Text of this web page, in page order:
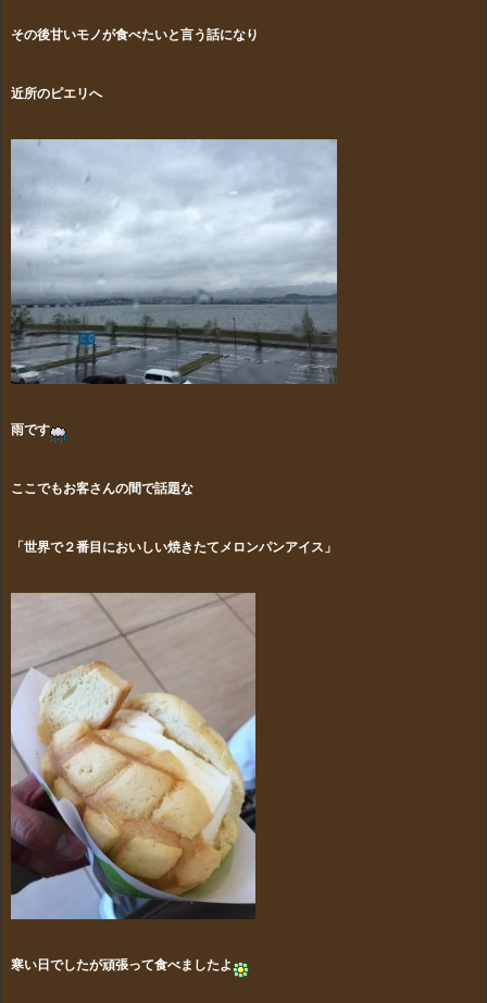
その後甘いモノが食べたいと言う話になり
近所のピエリへ
雨です
ここでもお客さんの間で話題な
「世界で２番目においしい焼きたてメロンパンアイス」
寒い日でしたが頑張って食べましたよ